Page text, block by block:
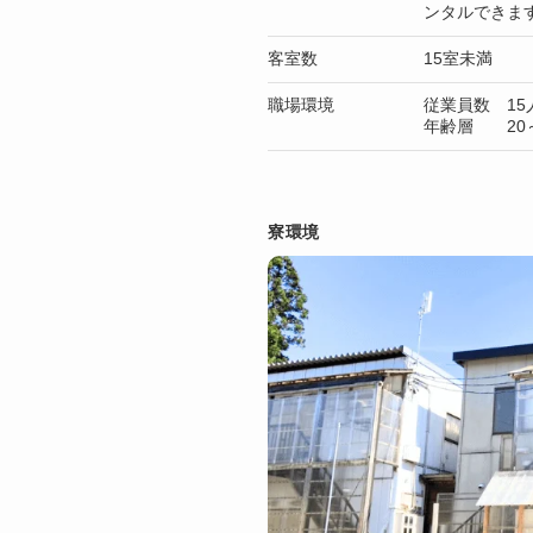
ンタルできま
客室数 15室未満
職場環境
従業員数 15
年齢層 20
寮環境